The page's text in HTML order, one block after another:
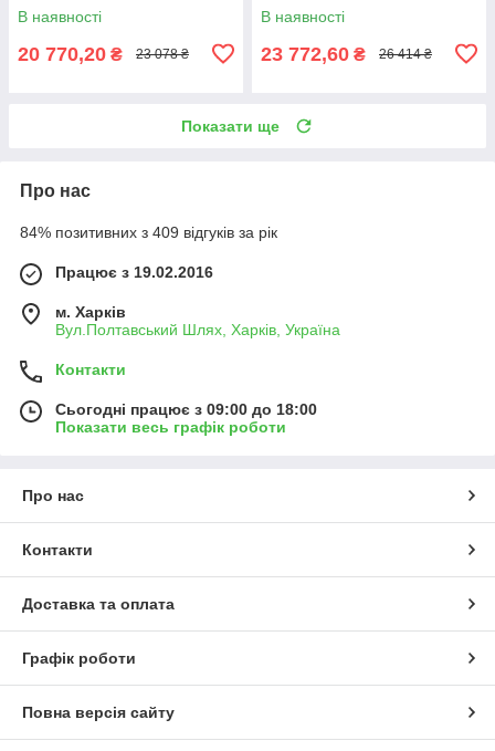
В наявності
20 770,20 ₴ 23 078 ₴
В наявності
23 772,60 ₴ 26 414 ₴
Показати ще
Про нас
84% позитивних з 409 відгуків за рік
Працює з 19.02.2016
м. Харків
Вул.Полтавський Шлях, Харків, Україна
Контакти
Сьогодні працює з 09:00 до 18:00
Показати весь графік роботи
Про нас
Контакти
Доставка та оплата
Графік роботи
Повна версія сайту